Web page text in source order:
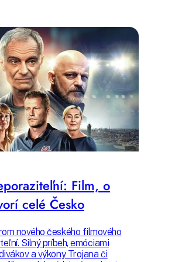
Film, o
celé Česko
nového českého filmového
Silný príbeh, emóciami
a výkony Trojana či